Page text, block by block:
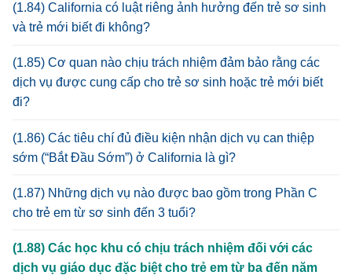
(1.84) California có luật riêng ảnh hưởng đến trẻ sơ sinh
và trẻ mới biết đi không?
(1.85) Cơ quan nào chịu trách nhiệm đảm bảo rằng các
dịch vụ được cung cấp cho trẻ sơ sinh hoặc trẻ mới biết
đi?
(1.86) Các tiêu chí đủ điều kiện nhận dịch vụ can thiệp
sớm (“Bắt Đầu Sớm”) ở California là gì?
(1.87) Những dịch vụ nào được bao gồm trong Phần C
cho trẻ em từ sơ sinh đến 3 tuổi?
(1.88) Các học khu có chịu trách nhiệm đối với các
dịch vụ giáo dục đặc biệt cho trẻ em từ ba đến năm